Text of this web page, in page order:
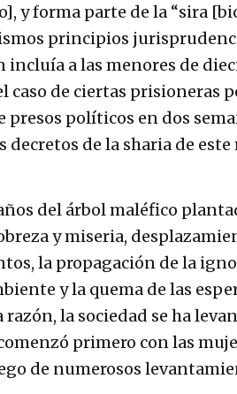
y forma parte de la “sira
principios
a las menores de
caso de ciertas prisioneras
presos políticos en dos
decretos de la sharia de
del árbol maléfico
y miseria,
la propagación de la
y la quema de las
razón, la sociedad se ha
primero con las
de numerosos